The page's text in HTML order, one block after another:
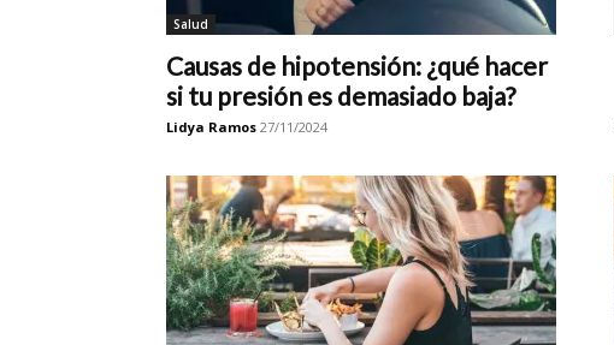
Salud
Causas de hipotensión: ¿qué hacer
si tu presión es demasiado baja?
Lidya Ramos 27/11/2024